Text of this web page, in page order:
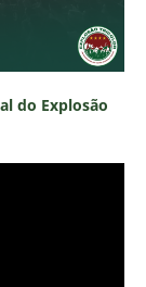
do Explosão